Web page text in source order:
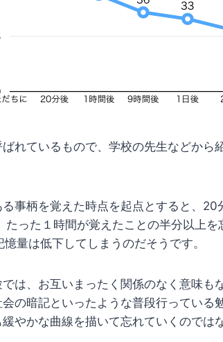
ばれているもので、学校の先生などから
事柄を覚えた時点を起点とすると、
たった１時間が覚えたことの半分以上
量は低下してしまうのだそうです。
は、お互いまったく関係のなく意味も
の暗記といったような普段行っている
やかな曲線を描いて忘れていくのでは